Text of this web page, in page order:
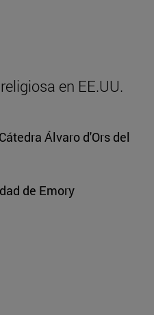
en EE.UU.
Álvaro d'Ors del
de Emory